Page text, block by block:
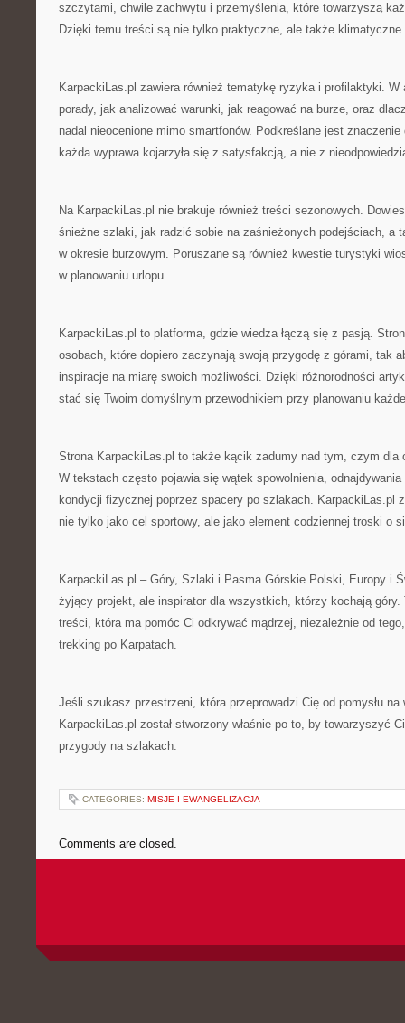
szczytami, chwile zachwytu i przemyślenia, które towarzyszą
Dzięki temu treści są nie tylko praktyczne, ale także klimatyczne.
KarpackiLas.pl zawiera również tematykę ryzyka i profilaktyki. W
porady, jak analizować warunki, jak reagować na burze, oraz
nadal nieocenione mimo smartfonów. Podkreślane jest
każda wyprawa kojarzyła się z satysfakcją, a nie z
Na KarpackiLas.pl nie brakuje również treści sezonowych.
śnieżne szlaki, jak radzić sobie na zaśnieżonych podejściach, a
w okresie burzowym. Poruszane są również kwestie turystyki
w planowaniu urlopu.
KarpackiLas.pl to platforma, gdzie wiedza łączą się z pasją.
osobach, które dopiero zaczynają swoją przygodę z górami, tak
inspiracje na miarę swoich możliwości. Dzięki różnorodności
stać się Twoim domyślnym przewodnikiem przy planowaniu
Strona KarpackiLas.pl to także kącik zadumy nad tym, czym dla
W tekstach często pojawia się wątek spowolnienia, odnajdywania
kondycji fizycznej poprzez spacery po szlakach. KarpackiLas.pl
nie tylko jako cel sportowy, ale jako element codziennej troski o
KarpackiLas.pl – Góry, Szlaki i Pasma Górskie Polski, Europy i
żyjący projekt, ale inspirator dla wszystkich, którzy kochają góry.
treści, która ma pomóc Ci odkrywać mądrzej, niezależnie od
trekking po Karpatach.
Jeśli szukasz przestrzeni, która przeprowadzi Cię od pomysłu
KarpackiLas.pl został stworzony właśnie po to, by towarzyszyć
przygody na szlakach.
CATEGORIES: MISJE I EWANGELIZACJA
Comments are closed.